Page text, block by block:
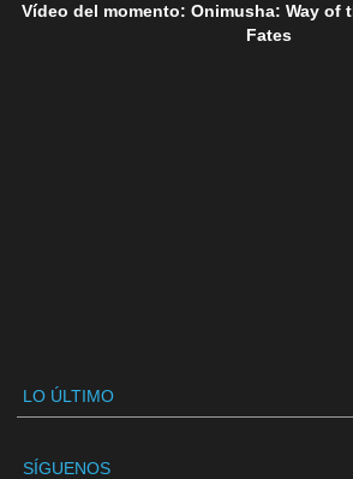
Vídeo del momento: Onimusha: Way of
Fates
LO ÚLTIMO
SÍGUENOS